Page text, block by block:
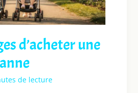
d’acheter une
de lecture